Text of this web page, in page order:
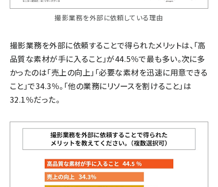
撮影業務を外部に依頼している理由
撮影業務を外部に依頼することで得られたメリットは、「高
品質な素材が手に入ること」が44.5％で最も多い。次に多
かったのは「売上の向上」「必要な素材を迅速に用意できる
こと」で34.3％。「他の業務にリソースを割けること」は
32.1％だった。